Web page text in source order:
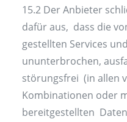
15.2 Der Anbieter
dafür aus, dass die
gestellten Services
ununterbrochen,
störungsfrei (in allen
Kombinationen oder
bereitgestellten